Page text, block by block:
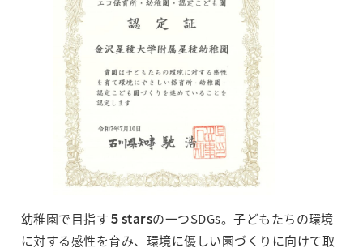
幼稚園で目指す５starsの一つSDGs。子どもたちの環境
に対する感性を育み、環境に優しい園づくりに向けて取